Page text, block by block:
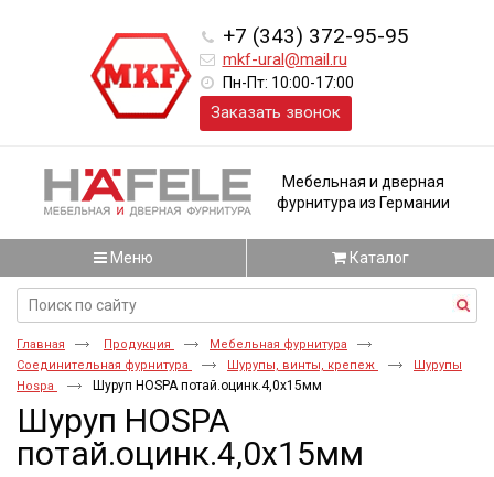
+7 (343) 372-95-95
mkf-ural@mail.ru
Пн-Пт: 10:00-17:00
Заказать звонок
Мебельная и дверная
фурнитура из Германии
Меню Каталог
Главная Продукция
Мебельная фурнитура
Соединительная фурнитура
Шурупы, винты, крепеж
Шурупы
Hospa
Шуруп HOSPA потай.оцинк.4,0x15мм
Шуруп HOSPA
потай.оцинк.4,0x15мм